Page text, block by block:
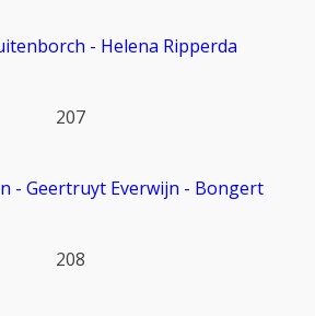
- Helena Ripperda
207
- Geertruyt Everwijn - Bongert
208